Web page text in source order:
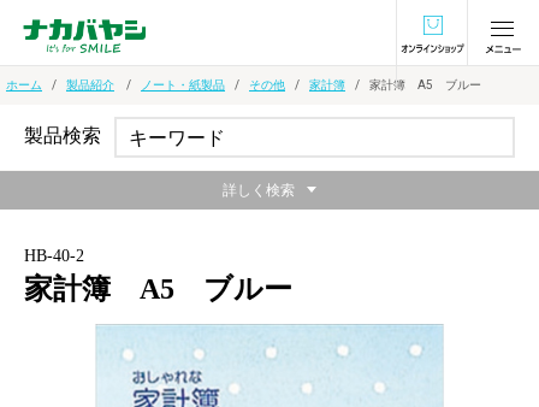
オンラインショ
ホーム 製品紹介 ノート・紙製品 その他 家計簿 家計簿 A5 ブルー
HB-40-2
家計簿 A5 ブルー
製品検索
詳しく検索